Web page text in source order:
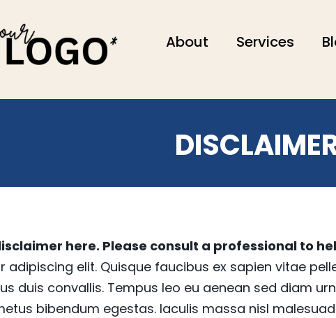
About Services
here. Please consult a professional to
adipiscing elit. Quisque faucibus ex sapien vitae
duis convallis. Tempus leo eu aenean sed diam
bibendum egestas. Iaculis massa nisl